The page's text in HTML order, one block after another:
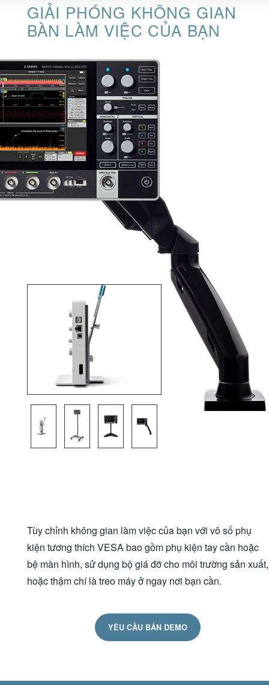
GIẢI PHÓNG KHÔNG GIAN
BÀN LÀM VIỆC CỦA BẠN
Tùy chỉnh không gian làm việc của bạn với vô số phụ
kiện tương thích VESA bao gồm phụ kiện tay cần hoặc
bệ màn hình, sử dụng bộ giá đỡ cho môi trường sản xuất,
hoặc thậm chí là treo máy ở ngay nơi bạn cần.
YÊU CẦU BẢN DEMO